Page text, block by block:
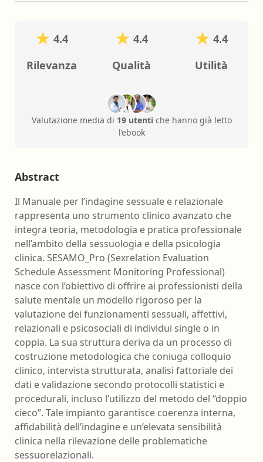
4.4
Rilevanza
4.4
Qualità
4.4
Utilità
Valutazione media di 19 utentiche hanno già letto
l’ebook
Abstract
Il Manuale per l’indagine sessuale e relazionale
rappresenta uno strumento clinico avanzato che
integra teoria, metodologia e pratica professionale
nell’ambito della sessuologia e della psicologia
clinica. SESAMO_Pro (Sexrelation Evaluation
Schedule Assessment Monitoring Professional)
nasce con l’obiettivo di offrire ai professionisti della
salute mentale un modello rigoroso per la
valutazione dei funzionamenti sessuali, affettivi,
relazionali e psicosociali di individui single o in
coppia. La sua struttura deriva da un processo di
costruzione metodologica che coniuga colloquio
clinico, intervista strutturata, analisi fattoriale dei
dati e validazione secondo protocolli statistici e
procedurali, incluso l’utilizzo del metodo del “doppio
cieco”. Tale impianto garantisce coerenza interna,
affidabilità dell’indagine e un’elevata sensibilità
clinica nella rilevazione delle problematiche
sessuorelazionali.